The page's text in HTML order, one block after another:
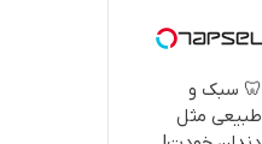
🦷 سبک و
طبیعی مثل